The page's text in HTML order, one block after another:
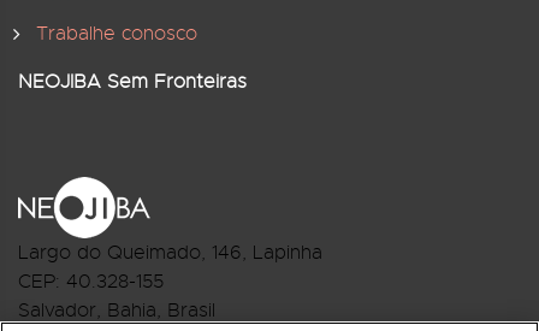
Trabalhe conosco
NEOJIBA Sem Fronteiras
Largo do Queimado, 146, Lapinha
CEP: 40.328-155
Salvador, Bahia, Brasil